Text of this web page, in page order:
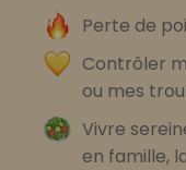
Perte de
Contrôler
ou mes
Vivre
en famille,